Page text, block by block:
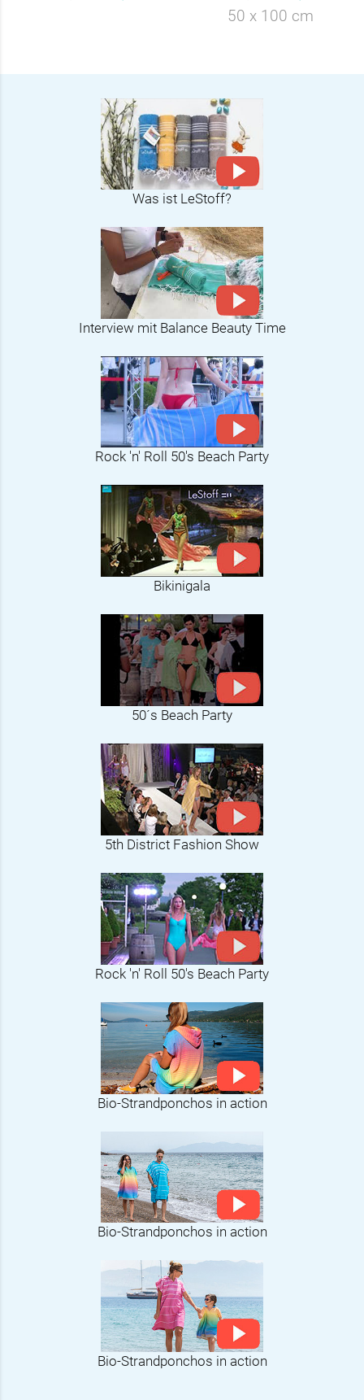
50 x 100 cm
Was ist LeStoff?
Interview mit Balance Beauty Time
Rock 'n' Roll 50's Beach Party
Bikinigala
50´s Beach Party
5th District Fashion Show
Rock 'n' Roll 50's Beach Party
Bio-Strandponchos in action
Bio-Strandponchos in action
Bio-Strandponchos in action